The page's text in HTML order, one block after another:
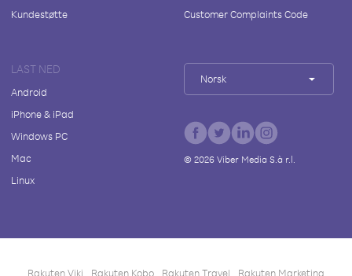
Kundestøtte
Customer Complaints Code
LAST NED
Android
iPhone & iPad
Windows PC
Mac
Linux
Norsk
© 2026Viber Media S.à r.l.
Rakuten Viki Rakuten Kobo Rakuten Travel Rakuten Marketing